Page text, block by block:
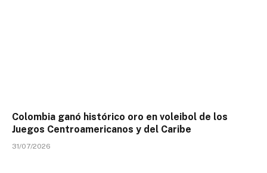
Colombia ganó histórico oro en voleibol de los
Juegos Centroamericanos y del Caribe
31/07/2026